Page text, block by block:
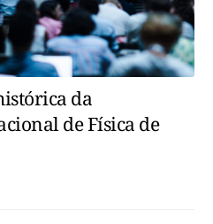
da
de Física de